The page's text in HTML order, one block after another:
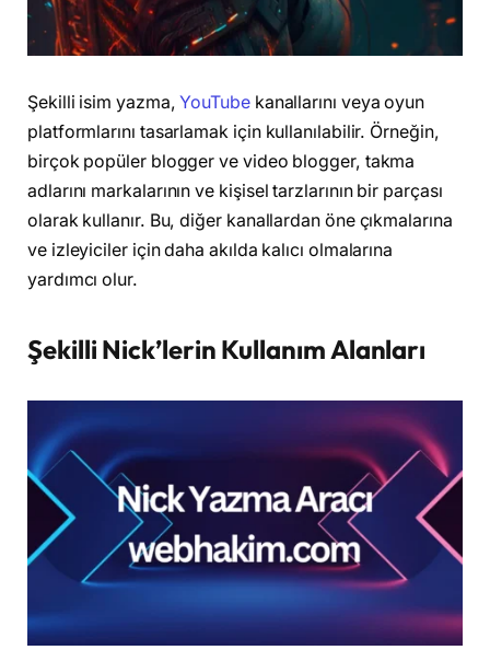
Şekilli isim yazma,YouTubekanallarını veya oyun
platformlarını tasarlamak için kullanılabilir. Örneğin,
birçok popüler blogger ve video blogger, takma
adlarını markalarının ve kişisel tarzlarının bir parçası
olarak kullanır. Bu, diğer kanallardan öne çıkmalarına
ve izleyiciler için daha akılda kalıcı olmalarına
yardımcı olur.
Şekilli Nick’lerin Kullanım Alanları